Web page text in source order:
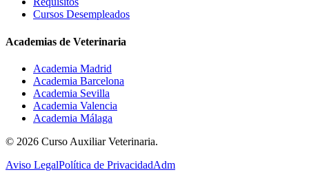
Cursos Desempleados
Academias de Veterinaria
Academia Madrid
Academia Barcelona
Academia Sevilla
Academia Valencia
Academia Málaga
© 2026 Curso Auxiliar Veterinaria.
Aviso LegalPolítica de PrivacidadAdm